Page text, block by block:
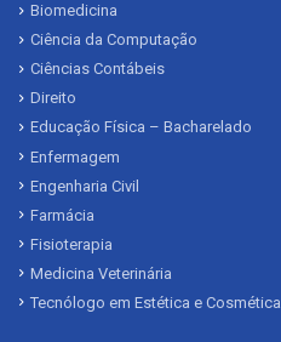
Biomedicina
Ciência da Computação
Ciências Contábeis
Direito
Educação Física – Bacharelado
Enfermagem
Engenharia Civil
Farmácia
Fisioterapia
Medicina Veterinária
Tecnólogo em Estética e Cosmética